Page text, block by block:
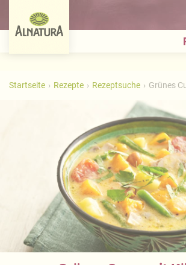
Startseite Rezepte Rezeptsuche Grünes